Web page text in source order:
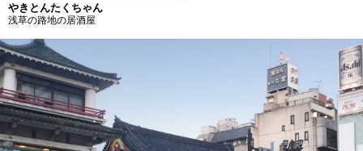
やきとんたくちゃん
浅草の路地の居酒屋